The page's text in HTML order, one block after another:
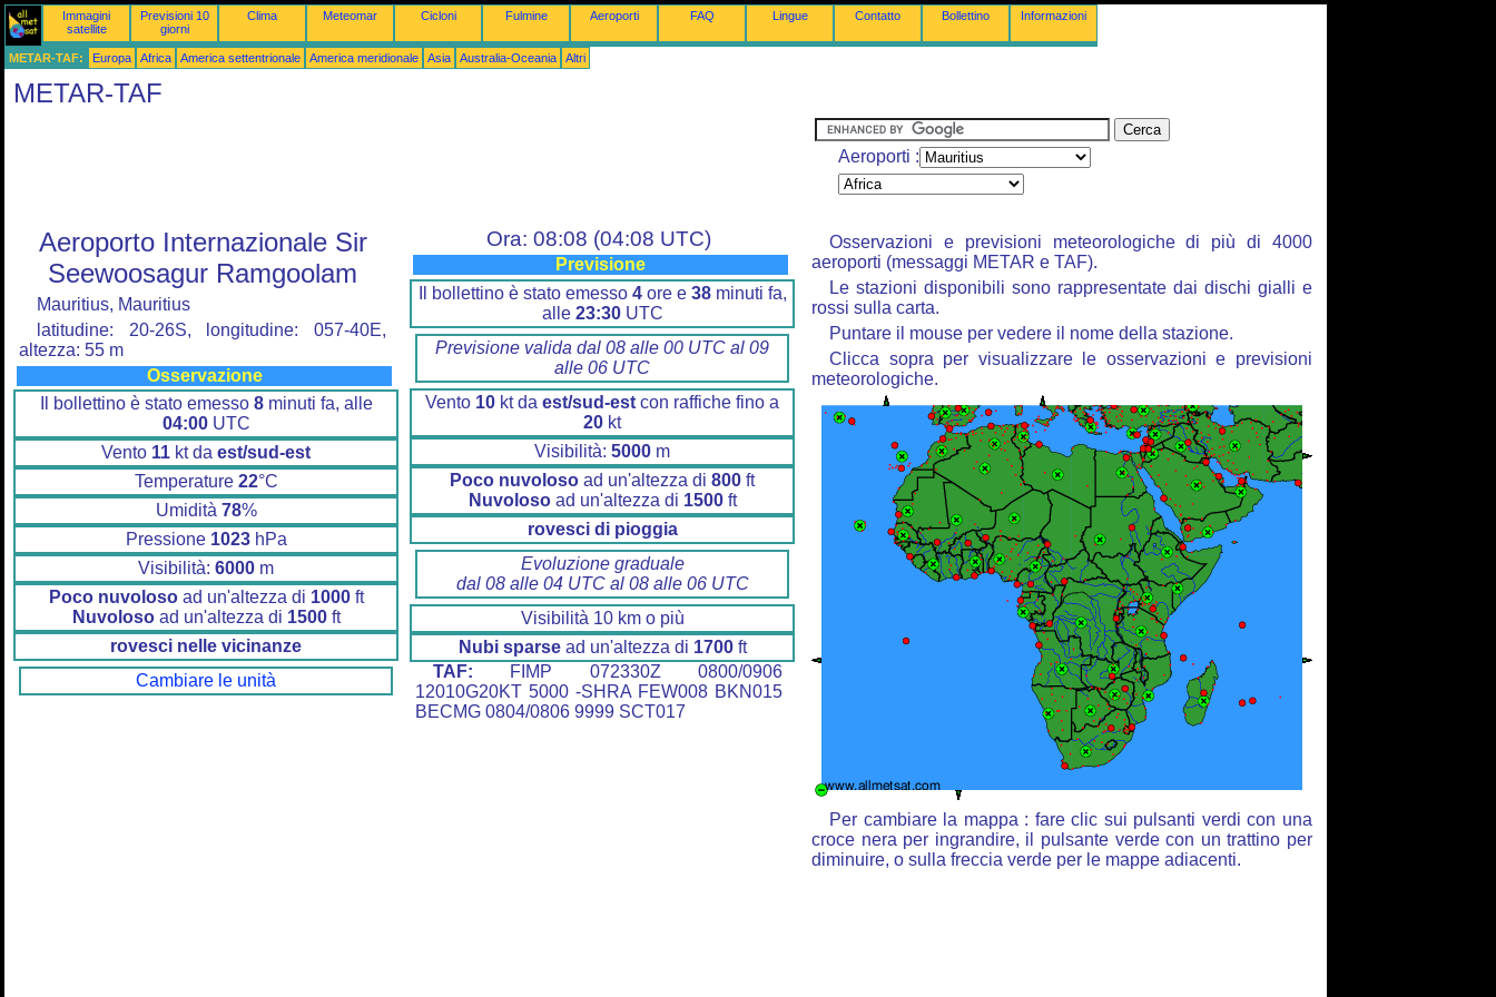
Immagini
satellite
Previsioni 10
giorni
Clima Meteomar Cicloni Fulmine Aeroporti FAQ Lingue Contatto Bollettino Informazioni
METAR-TAF: Europa Africa America settentrionale America meridionale Asia Australia-Oceania Altri
METAR-TAF
Aeroporti :
Aeroporto Internazionale Sir
Seewoosagur Ramgoolam
Mauritius, Mauritius
latitudine: 20-26S, longitudine: 057-40E,
altezza: 55 m
Osservazione
Il bollettino è stato emesso 8minuti fa, alle
04:00UTC
Vento 11 kt da est/sud-est
Temperature 22°C
Umidità 78%
Pressione 1023hPa
Visibilità: 6000 m
Poco nuvolosoad un'altezza di 1000ft
Nuvolosoad un'altezza di 1500ft
rovesci nelle vicinanze
Cambiare le unità
Ora: 08:08 (04:08 UTC)
Previsione
Il bollettino è stato emesso 4ore e 38minuti fa,
alle 23:30UTC
Previsione valida dal 08 alle 00 UTC al 09
alle 06 UTC
Vento 10 kt da est/sud-est con raffiche fino a
20 kt
Visibilità: 5000 m
Poco nuvoloso ad un'altezza di 800 ft
Nuvolosoad un'altezza di 1500ft
rovesci di pioggia
Evoluzione graduale
dal 08 alle 04 UTC al 08 alle 06 UTC
Visibilità 10 km o più
Nubi sparsead un'altezza di 1700ft
TAF: FIMP 072330Z 0800/0906
12010G20KT 5000 -SHRA FEW008 BKN015
BECMG 0804/0806 9999 SCT017
Osservazioni e previsioni meteorologiche di più di 4000
aeroporti (messaggi METAR e TAF).
Le stazioni disponibili sono rappresentate dai dischi gialli e
rossi sulla carta.
Puntare il mouse per vedere il nome della stazione.
Clicca sopra per visualizzare le osservazioni e previsioni
meteorologiche.
Per cambiare la mappa : fare clic sui pulsanti verdi con una
croce nera per ingrandire, il pulsante verde con un trattino per
diminuire, o sulla freccia verde per le mappe adiacenti.